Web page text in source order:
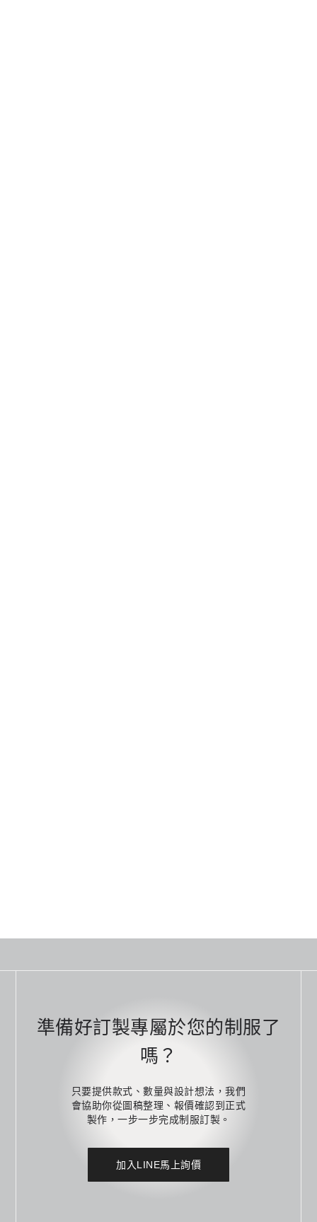
準備好訂製專屬於您的制服了
嗎？
只要提供款式、數量與設計想法，我們
會協助你從圖稿整理、報價確認到正式
製作，一步一步完成制服訂製。
加入LINE馬上詢價